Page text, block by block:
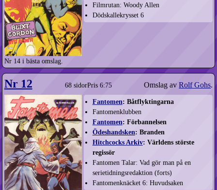
Nr 14 i bästa omslag.
Filmrutan: Woody Allen
Dödskallekrysset 6
Nr 12 68 sidorPris 6:75 Omslag avRolf Gohs.
Fantomen: Båtflyktingarna
Fantomenklubben
Fantomen: Förbannelsen
Ödeshandsken: Branden
Hitchcocks Arkiv: Världens störste
regissör
Fantomen Talar: Vad gör man på en
serietidnings­redaktion (forts)
Fantomenknäcket 6: Huvudsaken